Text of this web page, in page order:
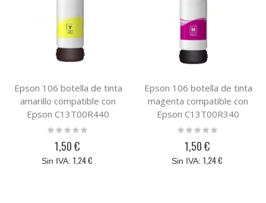
Epson 106 botella de tinta
amarillo compatible con
Epson C13T00R440
Rating:
1,50 €
1,24 €
Epson 106 botella de tinta
magenta compatible con
Epson C13T00R340
Rating:
1,50 €
1,24 €